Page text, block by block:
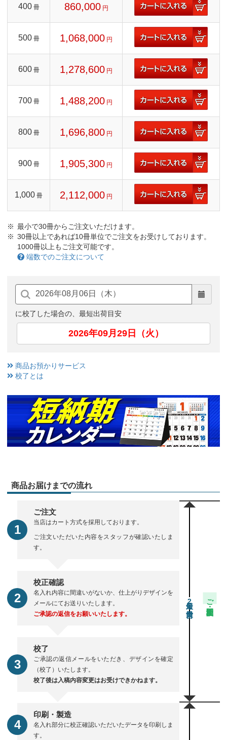
400 冊 860,000 円
500 冊 1,068,000 円
600 冊 1,278,600 円
700 冊 1,488,200 円
800 冊 1,696,800 円
900 冊 1,905,300 円
1,000 冊 2,112,000 円
最小で30冊からご注文いただけます。
30冊以上であれば10冊単位でご注文をお受けしております。
1000冊以上もご注文可能です。
端数でのご注文について
に校了した場合の、最短出荷目安
2026年09月29日（火）
商品お預かりサービス
校了とは
商品お届けまでの流れ
ご注文
当店はカート方式を採用しております。
ご注文いただいた内容をスタッフが確認いたしま
す。
校正確認
名入れ内容に間違いがないか、仕上がりデザインを
メールにてお送りいたします。
ご承認の返信をお願いいたします。
校了
ご承認の返信メールをいただき、デザインを確定
（校了）いたします。
校了後は入稿内容変更はお受けできかねます。
2 ご注文・校正期間
印刷・製造
名入れ部分に校正確認いただいたデータを印刷しま
す。